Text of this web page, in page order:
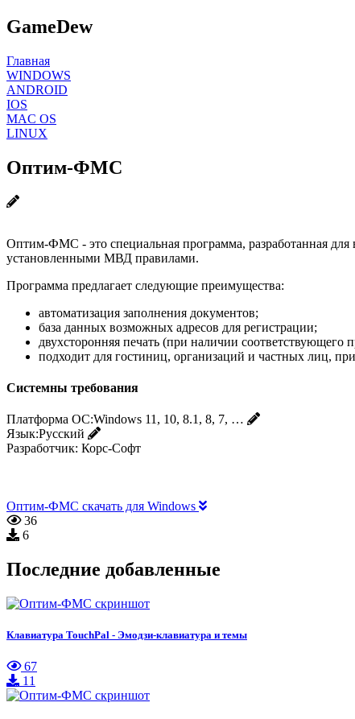
GameDew
Главная
WINDOWS
ANDROID
IOS
MAC OS
LINUX
Оптим-ФМС
Оптим-ФМС - это специальная программа, разработанная
установленными МВД правилами.
Программа предлагает следующие преимущества:
автоматизация заполнения документов;
база данных возможных адресов для регистрации;
двухсторонняя печать (при наличии соответствующего
подходит для гостиниц, организаций и частных лиц,
Системны требования
Платформа ОС:Windows 11, 10, 8.1, 8, 7, …
Язык:Русский
Разработчик: Корс-Софт
Оптим-ФМС скачать для Windows
36
6
Последние добавленные
Клавиатура TouchPal - Эмодзи-клавиатура и темы
67
11